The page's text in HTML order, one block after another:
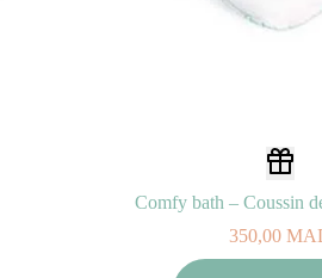
Comfy bath – Coussin
350,00